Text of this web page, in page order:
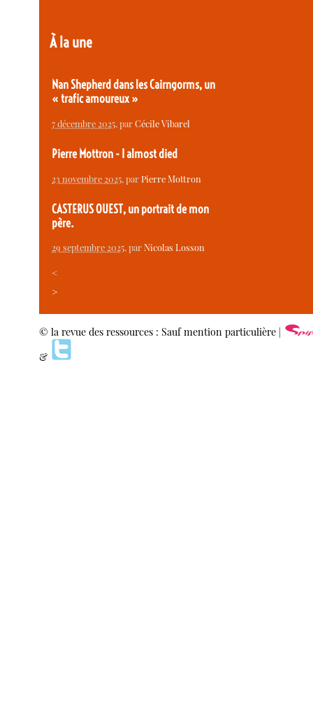
À la une
Nan Shepherd dans les Cairngorms, un
« trafic amoureux »
7 décembre 2025, parCécile Vibarel
Pierre Mottron - I almost died
23 novembre 2025, parPierre Mottron
CASTERUS OUEST, un portrait de mon
père.
29 septembre 2025, parNicolas Losson
<
>
© la revue des ressources : Sauf mention particulière |
&